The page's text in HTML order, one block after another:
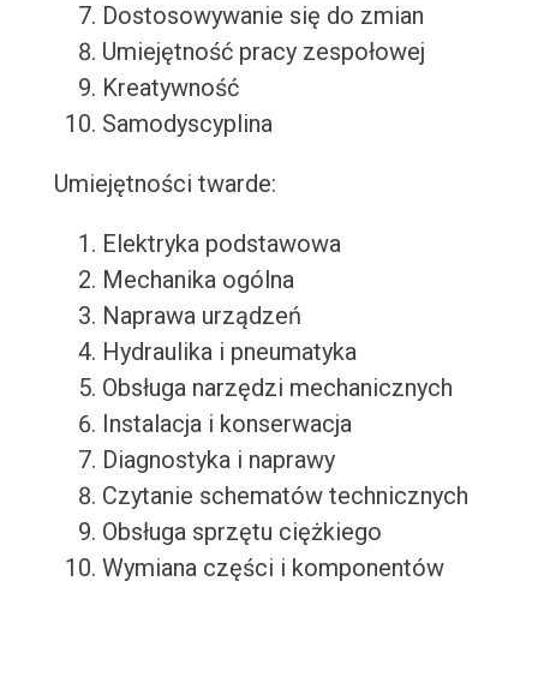
Dostosowywanie się do zmian
Umiejętność pracy zespołowej
Kreatywność
Samodyscyplina
Umiejętności twarde:
Elektryka podstawowa
Mechanika ogólna
Naprawa urządzeń
Hydraulika i pneumatyka
Obsługa narzędzi mechanicznych
Instalacja i konserwacja
Diagnostyka i naprawy
Czytanie schematów technicznych
Obsługa sprzętu ciężkiego
Wymiana części i komponentów